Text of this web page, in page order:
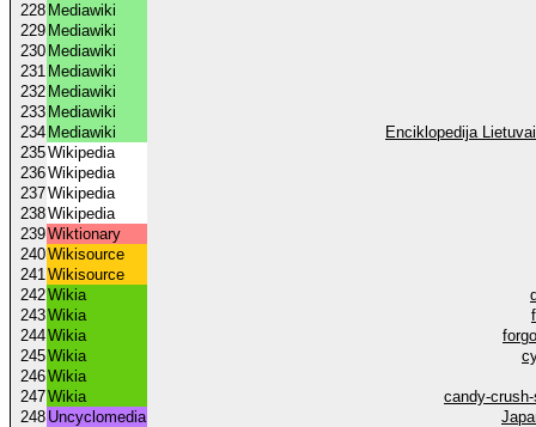
228 Mediawiki
229 Mediawiki
230 Mediawiki
231 Mediawiki
232 Mediawiki
233 Mediawiki
234 Mediawiki
Enciklopedija
235Wikipedia
236Wikipedia
237Wikipedia
238Wikipedia
239Wiktionary
240Wikisource
241Wikisource
242Wikia
243Wikia
244Wikia
245Wikia
246Wikia
247Wikia
candy-
248 Uncyclomedia